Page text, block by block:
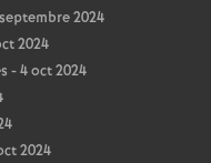
2024
2024
- 4 oct 2024
2024